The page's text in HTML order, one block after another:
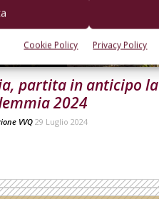
Cookie Policy Privacy Policy
partita in anticipo la
2024
VVQ29 Luglio 2024